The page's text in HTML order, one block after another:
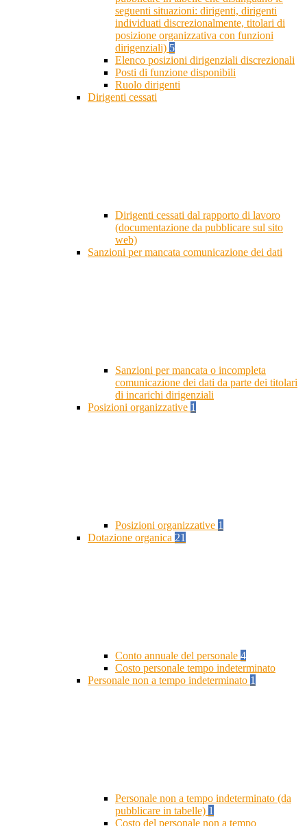
seguenti situazioni: dirigenti, dirigenti
individuati discrezionalmente, titolari di
posizione organizzativa con funzioni
dirigenziali) 5
Elenco posizioni dirigenziali discrezionali
Posti di funzione disponibili
Ruolo dirigenti
Dirigenti cessati
Dirigenti cessati dal rapporto di lavoro
(documentazione da pubblicare sul sito
web)
Sanzioni per mancata comunicazione dei dati
Sanzioni per mancata o incompleta
comunicazione dei dati da parte dei titolari
di incarichi dirigenziali
Posizioni organizzative 1
Posizioni organizzative 1
Dotazione organica 21
Conto annuale del personale 4
Costo personale tempo indeterminato
Personale non a tempo indeterminato 1
Personale non a tempo indeterminato (da
pubblicare in tabelle) 1
Costo del personale non a tempo